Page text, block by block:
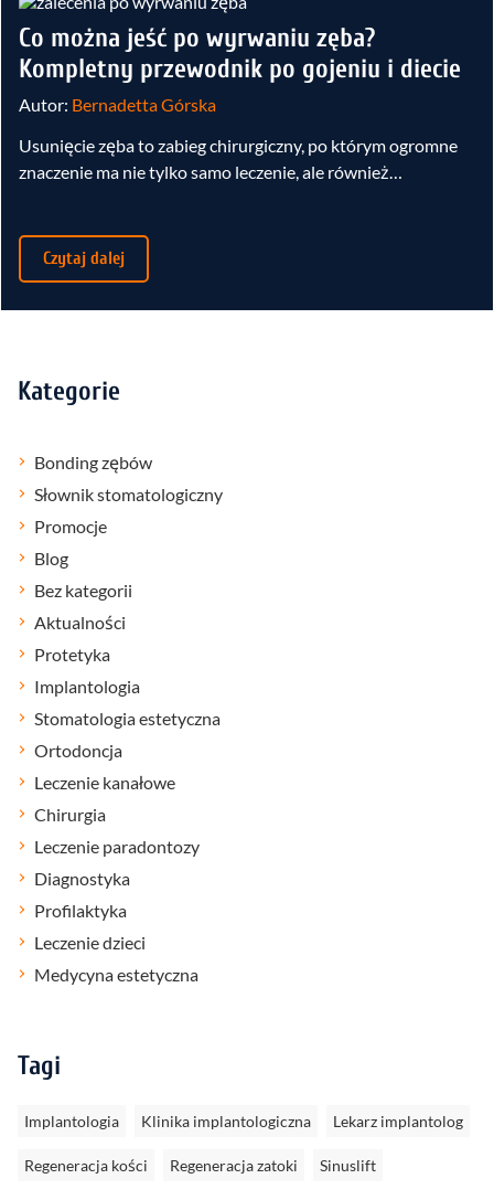
Co można jeść po wyrwaniu zęba?
Kompletny przewodnik po gojeniu i diecie
Autor: Bernadetta Górska
Usunięcie zęba to zabieg chirurgiczny, po którym ogromne
znaczenie ma nie tylko samo leczenie, ale również…
Czytaj dalej
Kategorie
Bonding zębów
Słownik stomatologiczny
Promocje
Blog
Bez kategorii
Aktualności
Protetyka
Implantologia
Stomatologia estetyczna
Ortodoncja
Leczenie kanałowe
Chirurgia
Leczenie paradontozy
Diagnostyka
Profilaktyka
Leczenie dzieci
Medycyna estetyczna
Tagi
Implantologia Klinika implantologiczna Lekarz implantolog
Regeneracja kości Regeneracja zatoki Sinuslift